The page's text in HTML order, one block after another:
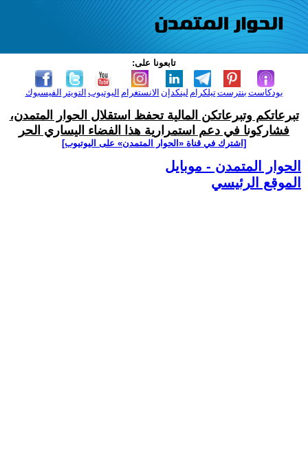
تابعونا على:
الفيسبوك التويتر اليوتيوب الانستغرام لينكدإن تيلكرامبنترست بودكاست
تبرعاتكم وتبرعاتكن المالية تحفظ استقلال الحوار المتمدن،
فشاركونا في دعم استمرارية هذا الفضاء اليساري الحر
[اشترك في قناة ‫«الحوار المتمدن» على اليوتيوب]
الحوار المتمدن - موبايل
الموقع الرئيسي